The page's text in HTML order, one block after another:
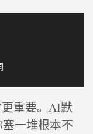
重要。AI默
一堆根本不